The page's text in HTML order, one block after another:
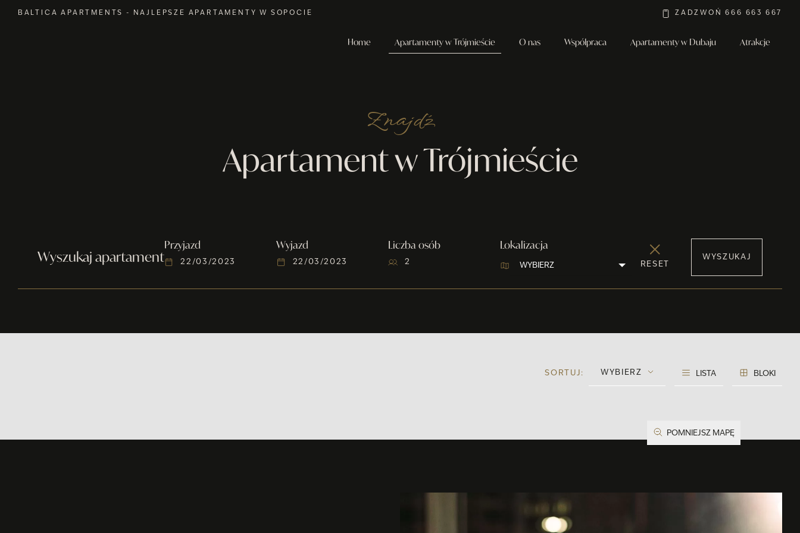
BALTICA APARTMENTS - NAJLEPSZE APARTAMENTY W SOPOCIE ZADZWOŃ 666 663 667
Home Apartamenty w Trójmieście O nas Współpraca Apartamenty w Dubaju Atrakcje
Znajdź
Apartament w Trójmieście
Wyszukaj apartament
Przyjazd Wyjazd Liczba osób Lokalizacja
WYBIERZ RESET
SORTUJ: WYBIERZ LISTA BLOKI
POMNIEJSZ MAPĘ